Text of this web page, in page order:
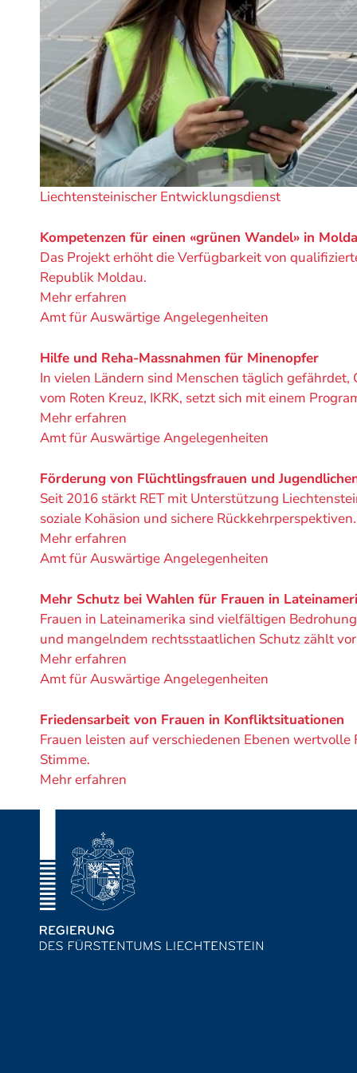
Ein
von
Liechtensteinischer Entwicklungsdienst
Kompetenzen für einen «grünen Wandel» in
Das Projekt erhöht die Verfügbarkeit von
Republik Moldau.
Mehr erfahren
Ein
von
Amt für Auswärtige Angelegenheiten
Hilfe und Reha-Massnahmen für Minenopfer
In vielen Ländern sind Menschen täglich
vom Roten Kreuz, IKRK, setzt sich mit einem
Mehr erfahren
Ein
von
Amt für Auswärtige Angelegenheiten
Förderung von Flüchtlingsfrauen und
Seit 2016 stärkt RET mit Unterstützung
soziale Kohäsion und sichere Rückkehrperspektiven.
Mehr erfahren
Ein
von
Amt für Auswärtige Angelegenheiten
Mehr Schutz bei Wahlen für Frauen in
Frauen in Lateinamerika sind vielfältigen
und mangelndem rechtsstaatlichen Schutz zählt
Mehr erfahren
Ein
von
Amt für Auswärtige Angelegenheiten
Friedensarbeit von Frauen in Konfliktsituationen
Frauen leisten auf verschiedenen Ebenen
Stimme.
Mehr erfahren
Fusszeile